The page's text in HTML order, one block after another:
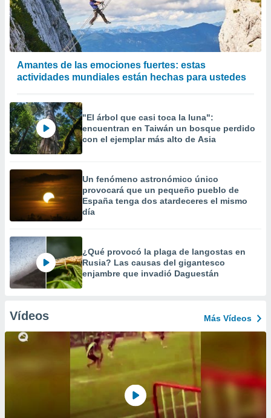
Amantes de las emociones fuertes: estas
actividades mundiales están hechas para ustedes
"El árbol que casi toca la luna":
encuentran en Taiwán un bosque perdido
con el ejemplar más alto de Asia
Un fenómeno astronómico único
provocará que un pequeño pueblo de
España tenga dos atardeceres el mismo
día
¿Qué provocó la plaga de langostas en
Rusia? Las causas del gigantesco
enjambre que invadió Daguestán
Vídeos Más Vídeos